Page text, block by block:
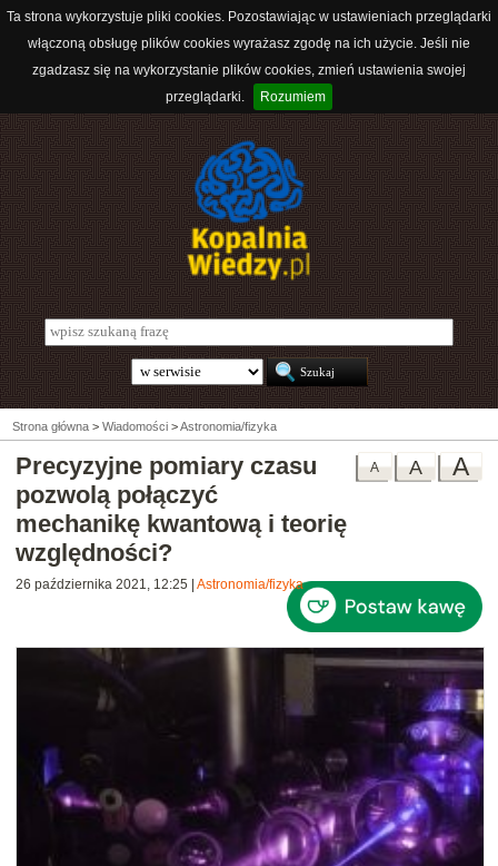
Ta strona wykorzystuje pliki cookies. Pozostawiając w ustawieniach przeglądarki
włączoną obsługę plików cookies wyrażasz zgodę na ich użycie. Jeśli nie
zgadzasz się na wykorzystanie plików cookies, zmień ustawienia swojej
przeglądarki.
Rozumiem
Strona główna > Wiadomości >Astronomia/fizyka
A
A
A
Precyzyjne pomiary czasu
pozwolą połączyć
mechanikę kwantową i teorię
względności?
26 października 2021, 12:25 Astronomia/fizyka